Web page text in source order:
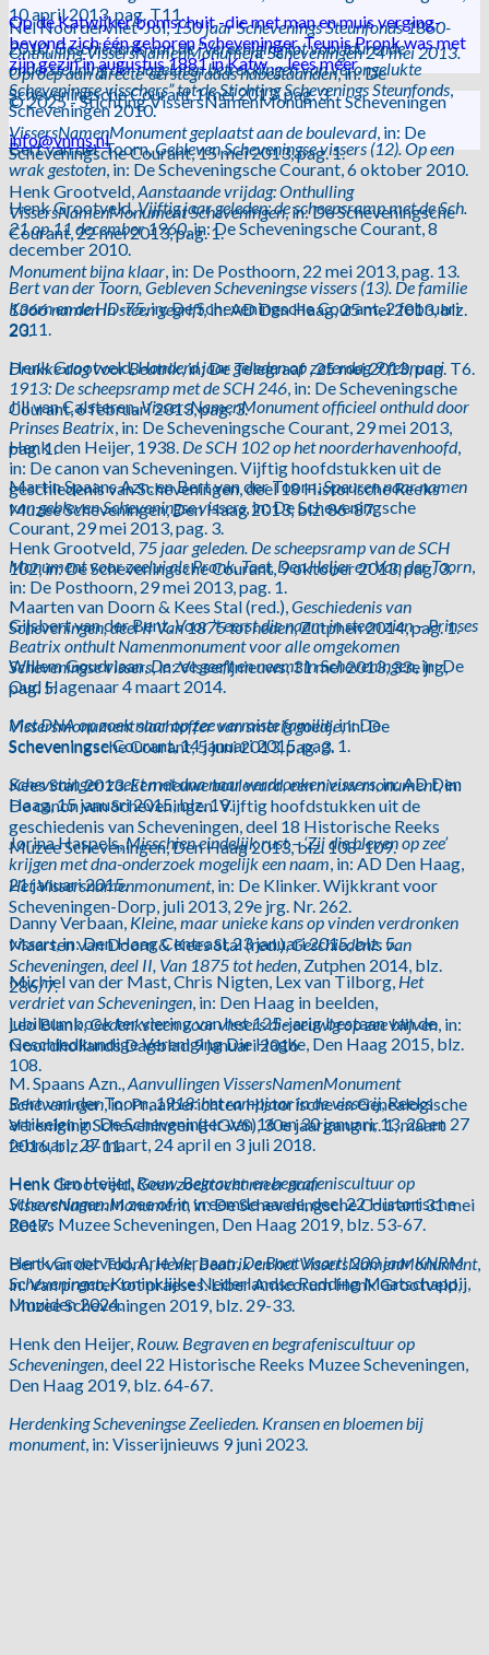
Nel Noordervliet-Jol,150 jaar Schevenings Steunfonds 1860-
2010, Geschiedenis van de “Vereeniging tot voortdurende
ondersteuning der nagelaten betrekkingen van verongelukte
Scheveningse visschers” tot de Stichting Schevenings Steunfonds,
Scheveningen 2010.
Bert van der Toorn,Gebleven Scheveningse vissers (12). Op een
wrak gestoten, in: De Scheveningsche Courant, 6 oktober 2010.
Henk Grootveld,Vijftig jaar geleden: de scheepsramp met de Sch.
21 op 11 december 1960, in: De Scheveningsche Courant, 8
december 2010.
Bert van der Toorn, Gebleven Scheveningse vissers (13). De familie
Koorn en de HD-75, in: De Scheveningsche Courant, 2 februari
2011.
Henk Grootveld,Honderd jaar geleden op zaterdag 9 februari
1913: De scheepsramp met de SCH 246, in: De Scheveningsche
Courant, 6 februari 2013, pag. 3.
Henk den Heijer, 1938. De SCH 102 op het noorderhavenhoofd,
in: De canon van Scheveningen. Vijftig hoofdstukken uit de
geschiedenis van Scheveningen, deel 18 Historische Reeks
Muzee Scheveningen, Den Haag 2013, blz. 86-87.
Henk Grootveld, 75 jaar geleden. De scheepsramp van de SCH
102, in: De Scheveningsche Courant, 9 oktober 2013, pag. 3.
Maarten van Doorn & Kees Stal (red.),Geschiedenis van
Scheveningen, deel II Van 1875 tot heden, Zutphen 2014, pag. 1.
Willem Goudriaan,De zee geeft en neemt in Scheveningen, in: De
Oud Hagenaar 4 maart 2014.
Met DNA op zoek naar op zee vermiste familie, in: De
Scheveningse Courant, 14 januari 2015, pag. 1.
Scheveningen zoekt met dna naar verdronken vissers, in: AD Den
Haag, 15 januari 2015, blz. 19.
Jorina Haspels,Misschien eindelijk rust – ‘Zij die bleven op zee’
krijgen met dna-onderzoek mogelijk een naam, in: AD Den Haag,
21 januari 2015.
Danny Verbaan, Kleine, maar unieke kans op vinden verdronken
vissers, in: Den Haag Centraal, 23 januari 2015, blz. 5.
Michiel van der Mast, Chris Nigten, Lex van Tilborg, Het
verdriet van Scheveningen, in: Den Haag in beelden,
jubileumboek ter viering van het 125-jarig bestaan van de
Geschiedkundige Vereniging Die Haghe, Den Haag 2015, blz.
108.
Bert van der Toorn,1918: het rampjaar in de visserij, Reeks
artikelen in: De Scheveninger van 16 en 30 januari, 13, 20 en 27
februari, 27 maart, 24 april en 3 juli 2018.
Henk den Heijer, Rouw, Begraven en begrafeniscultuur op
Scheveningen. In zee of in vreemde aarde, deel 22 Historische
Reeks Muzee Scheveningen, Den Haag 2019, blz. 53-67.
Henk Grootveld, Arie Verbaan,De Boot Vaart! 200 jaar KNRM
Scheveningen, Koninklijke Nederlandse Redding Maatschappij,
IJmuiden 2024.
10 april 2013, pag. T11.
Onthulling VissersNamenMonument Scheveningen 24 mei 2013.
Oproep aan directe ‘eerstegraads’nabestaanden, in: De
Scheveningsche Courant 1 mei 2013, pag. 3.
VissersNamenMonument geplaatst aan de boulevard, in: De
Scheveningsche Courant, 15 mei 2013, pag. 1.
Henk Grootveld,Aanstaande vrijdag: Onthulling
VissersNamenMonument Scheveningen, in: De Scheveningsche
Courant, 22 mei 2013, pag. 1.
Monument bijna klaar, in: De Posthoorn, 22 mei 2013, pag. 13.
1366 namen in steen gegrift, in: AD Den Haag, 25 mei 2013, blz.
23.
Drukke dag voor Beatrix, in: De Telegraaf , 25 mei 2013, pag. T6.
Jill van Calsteren,VissersNamenMonument officieel onthuld door
Prinses Beatrix, in: De Scheveningsche Courant, 29 mei 2013,
pag. 1.
Martin Spaans Azn. en Bert van der Toorn,Speuren naar namen
van gebleven Scheveningse vissers, in: De Scheveningsche
Courant, 29 mei 2013, pag. 3.
Monument voor zeelui als Pronk, Toet, Den Heijer en Van der Toorn,
in: De Posthoorn, 29 mei 2013, pag. 1.
Gijsbert van der Bent,Voor ’t eerst die naam in steen zien – Prinses
Beatrix onthult Namenmonument voor alle omgekomen
Scheveningse vissers, in: Visserijnieuws, 31 mei 2013, 33e jrg,
pag. 5.
Vissersmonument slachtoffer van smerig goedje, in: De
Scheveningsche Courant, 5 juni 2013, pag. 3.
Kees Stal, 2013.Een nieuwe boulevard, een nieuw monument, in:
De canon van Scheveningen. Vijftig hoofdstukken uit de
geschiedenis van Scheveningen, deel 18 Historische Reeks
Muzee Scheveningen, Den Haag 2013, blz. 108-109.
Het Vissersnamenmonument, in: De Klinker. Wijkkrant voor
Scheveningen-Dorp, juli 2013, 29e jrg. Nr. 262.
Maarten van Doorn & Kees Stal (red.),Geschiedenis van
Scheveningen, deel II, Van 1875 tot heden, Zutphen 2014, blz.
286/7.
Leo Blank,Gedenksteen voor vissers die eeuwig op zee blijven, in:
Noordhollands Dagblad 9 januari 2016
M. Spaans Azn.,Aanvullingen VissersNamenMonument
Scheveningen, in: Praaiberichten Historische en Genealogische
Vereniging Scheveningen (HGVS), 30e jaargang nr. 1, maart
2016, blz. 8-11.
Henk Grootveld,Geen zoektocht meer naar
VissersNamenMonument, in: De Scheveningsche Courant 31 mei
2017.
Bert van der Toorn,Henk, Beatrix en het VissersNamenMonument,
in: Van prenter tot praeses. Liber Amicorum Henk Grootveld,
Muzee Scheveningen 2019, blz. 29-33.
Henk den Heijer, Rouw. Begraven en begrafeniscultuur op
Scheveningen, deel 22 Historische Reeks Muzee Scheveningen,
Den Haag 2019, blz. 64-67.
Herdenking Scheveningse Zeelieden. Kransen en bloemen bij
monument, in: Visserijnieuws 9 juni 2023.
Op de Katwijker bomschuit -die met man en muis verging-
bevond zich één geboren Scheveninger. Teunis Pronk was met
zijn gezin in augustus 1881 in Katw …lees meer
© 2025 - Stichting VissersNamenMonument Scheveningen
info@vnms.nl